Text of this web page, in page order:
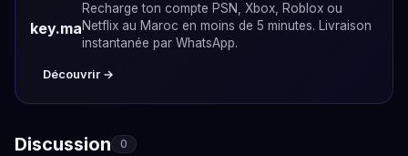
key.ma
Recharge ton compte PSN, Xbox, Roblox ou
Netflix au Maroc en moins de 5 minutes. Livraison
instantanée par WhatsApp.
Découvrir →
Discussion 0